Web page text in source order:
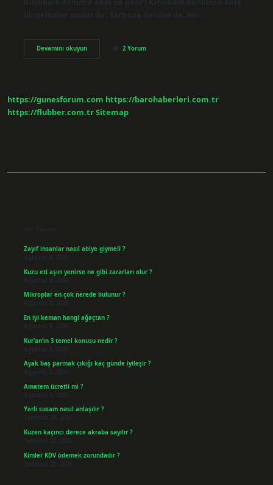
ilk gelenler şunlardır: Tarhana denilse de; her…
Devamını okuyunKırıkkale
Hangi
2 Yorum
https://gunesforum.com https://barohaberleri.com.tr
https://flubber.com.trSitemap
Son Yazılar
Zayıf insanlar nasıl abiye giymeli ?
Ağustos 9, 2026
Kuzu eti aşırı yenirse ne gibi zararları olur ?
Ağustos 8, 2026
Mikroplar en çok nerede bulunur ?
Ağustos 8, 2026
En iyi keman hangi ağaçtan ?
Ağustos 6, 2026
Kur’an’ın 3 temel konusu nedir ?
Ağustos 6, 2026
Ayak baş parmak çıkığı kaç günde iyileşir ?
Ağustos 5, 2026
Amatem ücretli mi ?
Ağustos 4, 2026
Yerli susam nasıl anlaşılır ?
Temmuz 29, 2026
Kuzen kaçıncı derece akraba sayılır ?
Temmuz 27, 2026
Kimler KDV ödemek zorundadır ?
Temmuz 25, 2026